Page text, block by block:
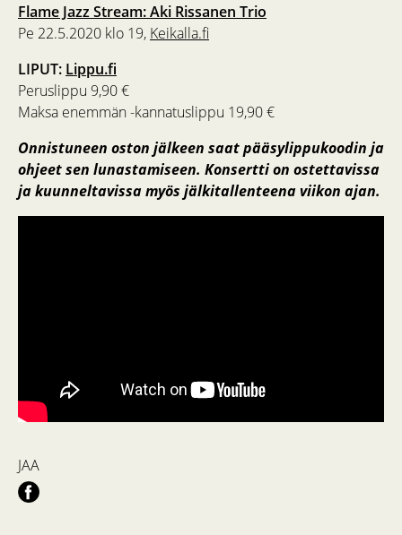
Flame Jazz Stream: Aki Rissanen Trio
Pe 22.5.2020 klo 19, Keikalla.fi
LIPUT: Lippu.fi
Peruslippu 9,90 €
Maksa enemmän -kannatuslippu 19,90 €
Onnistuneen oston jälkeen saat pääsylippukoodin ja
ohjeet sen lunastamiseen. Konsertti on ostettavissa
ja kuunneltavissa myös jälkitallenteena viikon ajan.
JAA